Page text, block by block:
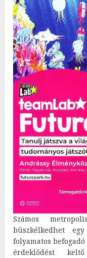
Számos
büszkélkedhet
folyamatos
érdeklődést